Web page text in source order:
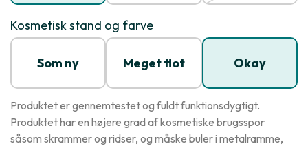
Kosmetisk stand og farve
Som ny Meget flot Okay
Produktet er gennemtestet og fuldt funktionsdygtigt.
Produktet har en højere grad af kosmetiske brugsspor
såsom skrammer og ridser, og måske buler i metalramme,